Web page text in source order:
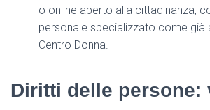
o online aperto alla cittadinanza,
personale specializzato come già
Centro Donna.
Diritti delle persone: